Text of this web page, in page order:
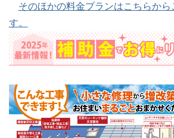
そのほかの料金プランはこちらから
す。